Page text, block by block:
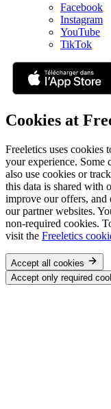
Facebook
Instagram
YouTube
TikTok
Cookies at
Freeletics uses cookies
your experience. Some
also use cookies or
this data is shared with
improve our offers, and
our partner websites.
non-required cookies.
visit the Freeletics
Accept all cookies
Accept only required